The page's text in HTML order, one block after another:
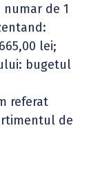
de 1
lei;
bugetul
referat
de